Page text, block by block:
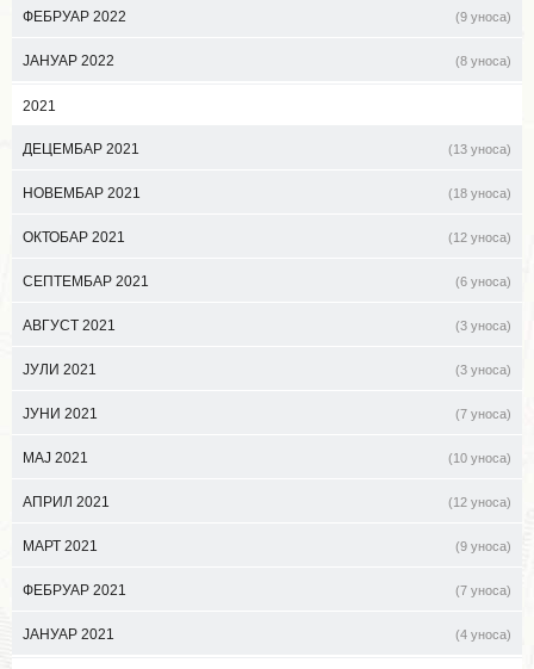
ФЕБРУАР 2022 (9 уноса)
ЈАНУАР 2022 (8 уноса)
2021
ДЕЦЕМБАР 2021 (13 уноса)
НОВЕМБАР 2021 (18 уноса)
ОКТОБАР 2021 (12 уноса)
СЕПТЕМБАР 2021 (6 уноса)
АВГУСТ 2021 (3 уноса)
ЈУЛИ 2021 (3 уноса)
ЈУНИ 2021 (7 уноса)
МАЈ 2021 (10 уноса)
АПРИЛ 2021 (12 уноса)
МАРТ 2021 (9 уноса)
ФЕБРУАР 2021 (7 уноса)
ЈАНУАР 2021 (4 уноса)